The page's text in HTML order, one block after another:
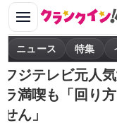
ニュース 特集
フジテレビ元人
ラ満喫も「回り
せん」